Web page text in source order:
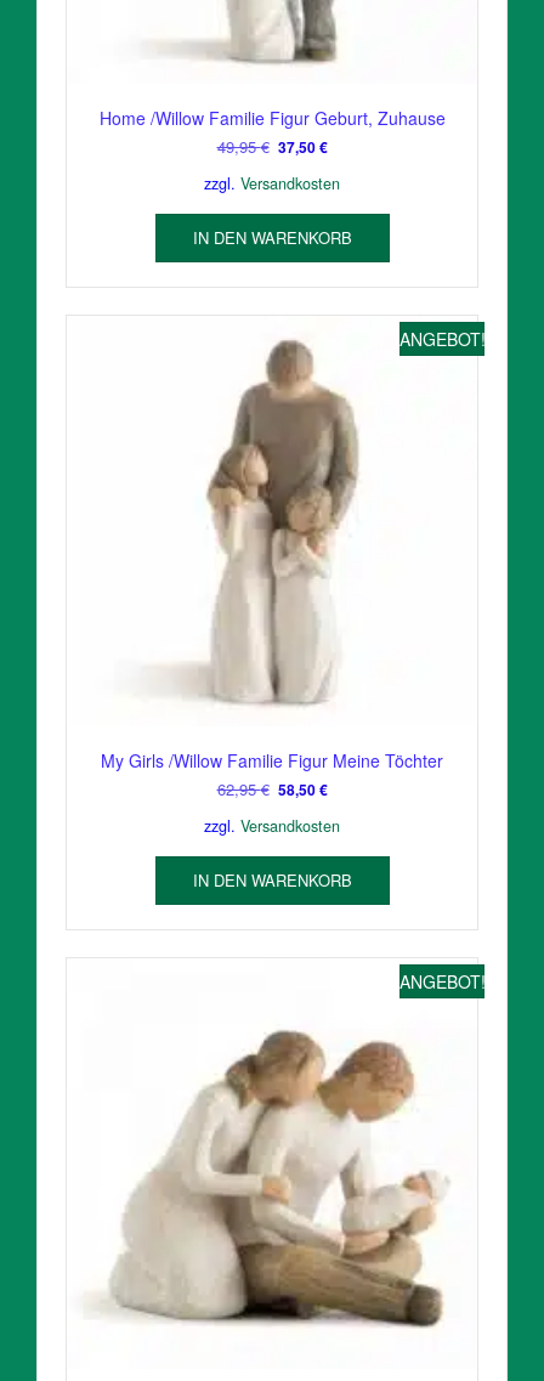
Home /Willow Familie Figur Geburt, Zuhause
49,95€ Ursprünglicher
war:
49,95 €
37,50€Aktueller
ist:
37,50 €.
zzgl. Versandkosten
IN DEN WARENKORB
ANGEBOT!
My Girls /Willow Familie Figur Meine Töchter
62,95€ Ursprünglicher
war:
62,95 €
58,50€Aktueller
ist:
58,50 €.
zzgl. Versandkosten
IN DEN WARENKORB
ANGEBOT!